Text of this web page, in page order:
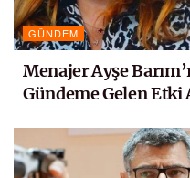
GÜNDEM
Menajer Ayşe
Gündeme Gelen Etki